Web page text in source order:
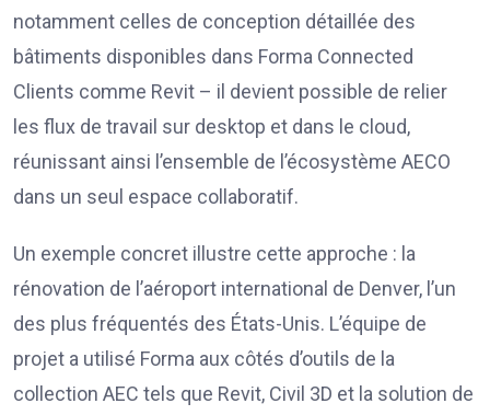
notamment celles de conception détaillée des
bâtiments disponibles dans Forma Connected
Clients comme Revit – il devient possible de relier
les flux de travail sur desktop et dans le cloud,
réunissant ainsi l’ensemble de l’écosystème AECO
dans un seul espace collaboratif.
Un exemple concret illustre cette approche : la
rénovation de l’aéroport international de Denver, l’un
des plus fréquentés des États-Unis. L’équipe de
projet a utilisé Forma aux côtés d’outils de la
collection AEC tels que Revit, Civil 3D et la solution de